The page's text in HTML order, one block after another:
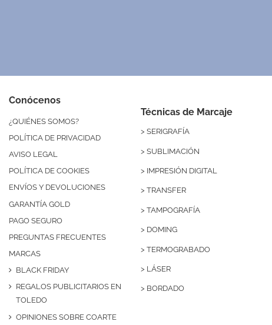
Conócenos
¿QUIÉNES SOMOS?
POLÍTICA DE PRIVACIDAD
AVISO LEGAL
POLÍTICA DE COOKIES
ENVÍOS Y DEVOLUCIONES
GARANTÍA GOLD
PAGO SEGURO
PREGUNTAS FRECUENTES
MARCAS
BLACK FRIDAY
REGALOS PUBLICITARIOS EN
TOLEDO
OPINIONES SOBRE COARTE
Técnicas de Marcaje
> SERIGRAFÍA
> SUBLIMACIÓN
> IMPRESIÓN DIGITAL
> TRANSFER
> TAMPOGRAFÍA
> DOMING
> TERMOGRABADO
> LÁSER
> BORDADO